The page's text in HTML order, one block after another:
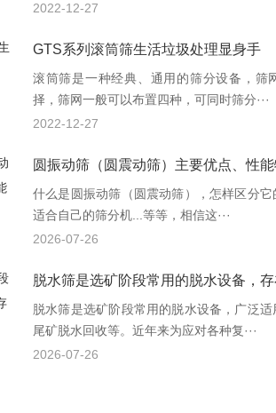
2022-12-27
GTS系列滚筒筛生活垃圾处理显身手
滚筒筛是一种经典、通用的筛分设备，筛
择，筛网一般可以布置四种，可同时筛分···
2022-12-27
圆振动筛（圆震动筛）主要优点、性
什么是圆振动筛（圆震动筛），怎样区分它
适合自己的筛分机...等等，相信这···
2026-07-26
脱水筛是选矿阶段常用的脱水设备，
脱水筛是选矿阶段常用的脱水设备，广泛适
尾矿脱水回收等。近年来为应对各种复···
2026-07-26